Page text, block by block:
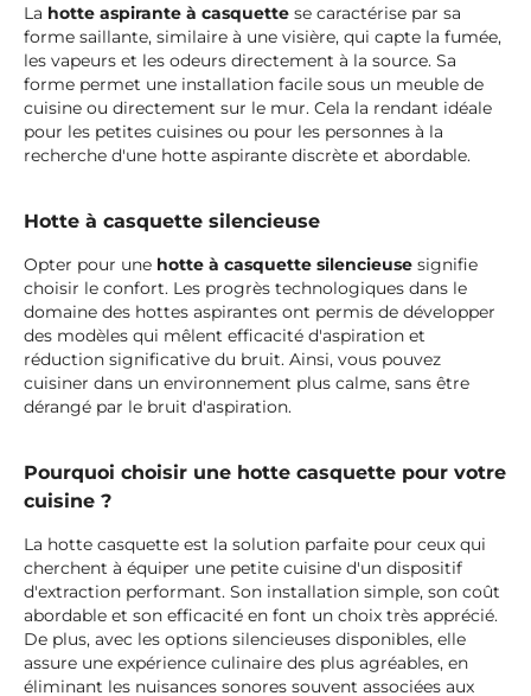
La hotte aspirante à casquette se caractérise par sa
forme saillante, similaire à une visière, qui capte la fumée,
les vapeurs et les odeurs directement à la source. Sa
forme permet une installation facile sous un meuble de
cuisine ou directement sur le mur. Cela la rendant idéale
pour les petites cuisines ou pour les personnes à la
recherche d'une hotte aspirante discrète et abordable.
Hotte à casquette silencieuse
Opter pour une hotte à casquette silencieuse signifie
choisir le confort. Les progrès technologiques dans le
domaine des hottes aspirantes ont permis de développer
des modèles qui mêlent efficacité d'aspiration et
réduction significative du bruit. Ainsi, vous pouvez
cuisiner dans un environnement plus calme, sans être
dérangé par le bruit d'aspiration.
Pourquoi choisir une hotte casquette pour votre
cuisine ?
La hotte casquette est la solution parfaite pour ceux qui
cherchent à équiper une petite cuisine d'un dispositif
d'extraction performant. Son installation simple, son coût
abordable et son efficacité en font un choix très apprécié.
De plus, avec les options silencieuses disponibles, elle
assure une expérience culinaire des plus agréables, en
éliminant les nuisances sonores souvent associées aux